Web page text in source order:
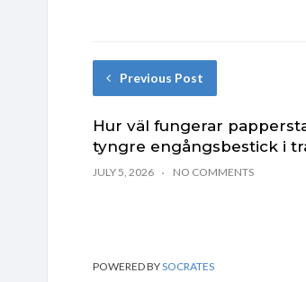
Previous Post
Hur väl fungerar
tyngre engångsbestick i
JULY 5, 2026 NO COMMENTS
POWERED BYSOCRATES